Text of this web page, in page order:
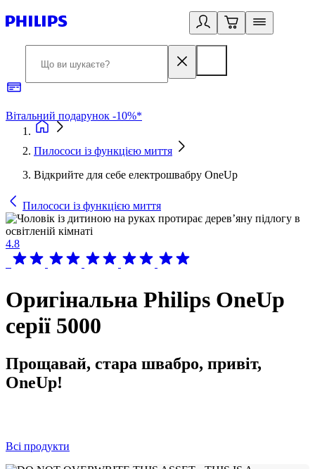
Вітальний подарунок -10%*
Пилососи із функцією миття
Відкрийте для себе електрошвабру OneUp
Пилососи із функцією миття
4.8
Оригінальна Philips OneUp
серії 5000
Прощавай, стара швабро, привіт,
OneUp!
Всі продукти